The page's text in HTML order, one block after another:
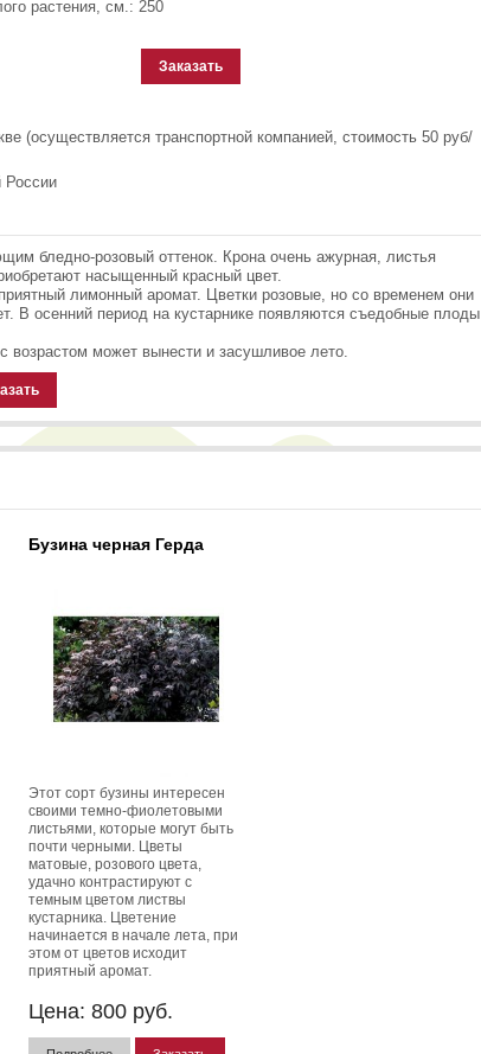
растения, см.: 250
Заказать
(осуществляется транспортной компанией, стоимость 50 руб/
России
бледно-розовый оттенок. Крона очень ажурная, листья
насыщенный красный цвет.
лимонный аромат. Цветки розовые, но со временем они
В осенний период на кустарнике появляются съедобные плоды
может вынести и засушливое лето.
Бузина черная Герда
Этот сорт бузины интересен
своими темно-фиолетовыми
листьями, которые могут быть
почти черными. Цветы
матовые, розового цвета,
удачно контрастируют с
темным цветом листвы
кустарника. Цветение
начинается в начале лета, при
этом от цветов исходит
приятный аромат.
Цена: 800 руб.